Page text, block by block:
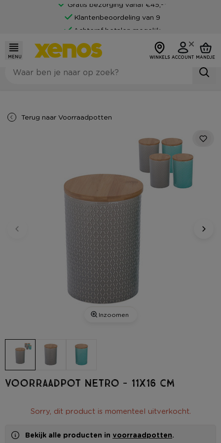
Gratis bezorging vanaf €45,-*
Klantenbeoordeling van 9
Achteraf betalen mogelijk
MENU WINKELS ACCOUNT MANDJE
Terug naar Voorraadpotten
Inzoomen
Voorraadpot Netro - 11x16 cm
Sorry, dit product is momenteel uitverkocht.
Bekijk alle producten in voorraadpotten.